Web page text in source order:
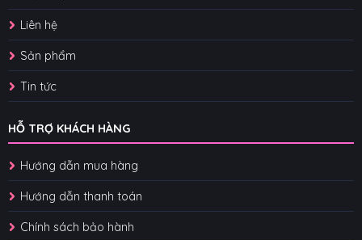
Liên hệ
Sản phẩm
Tin tức
HỖ TRỢ KHÁCH HÀNG
Hướng dẫn mua hàng
Hướng dẫn thanh toán
Chính sách bảo hành